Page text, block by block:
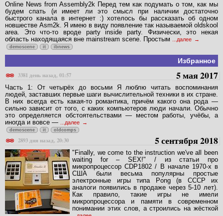
Online News from Assembly2k Перед тем как подумать о том, как мы
будем спать (и имеет ли это смысл при наличии достаточно
быстрого канала в интернет :) хотелось бы рассказать об одном
новшестве Asm2k. Я имею в виду появление так называемой oldskool
area. Это что-то вроде party inside party. Физически, это некая
область находящаяся вне mainstream scene. Простым
...далее
demoscene it ibnews
Избранное
3381 день назад, 01:57
5 мая 2017
Часть 1: От четырёх до восьми Я люблю читать воспоминания
людей, заставших первые шаги вычислительной техники в их стране.
В них всегда есть какая-то романтика, причём какого она рода —
сильно зависит от того, с каких компьютеров люди начали. Обычно
это определяется обстоятельствами — местом работы, учёбы, а
иногда и вовсе —
...далее
demoscene it oldcomps
2893 дня назад, 20:30 5 сентября 2018
"Finally, we come to the instruction we've all been
waiting for – SEX!" / из статьи про
микропроцессор CDP1802 / В начале 1970-х в
США были весьма популярны простые
электронные игры типа Pong (в СССР их
аналоги появились в продаже через 5-10 лет).
Как правило, такие игры не имели
микропроцессора и памяти в современном
понимании этих слов, а строились на жёсткой